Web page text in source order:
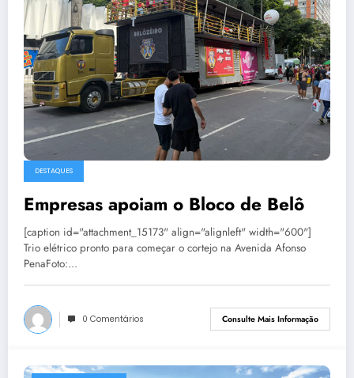
DESTAQUES
Empresas apoiam o Bloco de Belô
[caption id="attachment_15173" align="alignleft" width="600"]
Trio elétrico pronto para começar o cortejo na Avenida Afonso
PenaFoto:…
0 Comentários Consulte Mais Informação